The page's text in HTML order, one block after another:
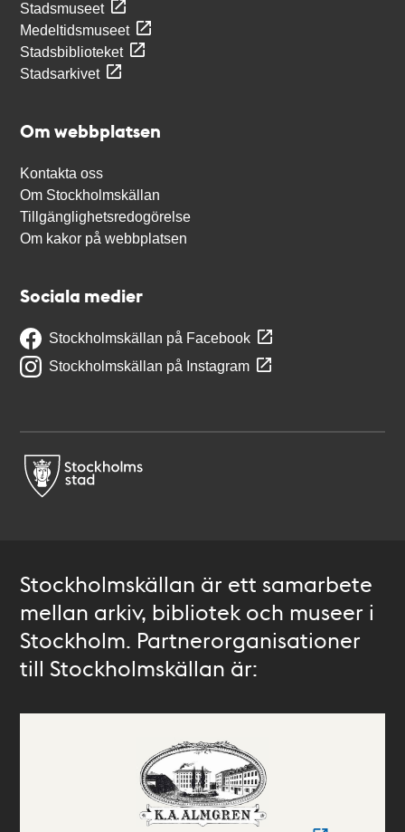
Stadsmuseet
Medeltidsmuseet
Stadsbiblioteket
Stadsarkivet
Om webbplatsen
Kontakta oss
Om Stockholmskällan
Tillgänglighetsredogörelse
Om kakor på webbplatsen
Sociala medier
Stockholmskällan på Facebook
Stockholmskällan på Instagram
Stockholmskällan är ett samarbete
mellan arkiv, bibliotek och museer i
Stockholm. Partnerorganisationer
till Stockholmskällan är: